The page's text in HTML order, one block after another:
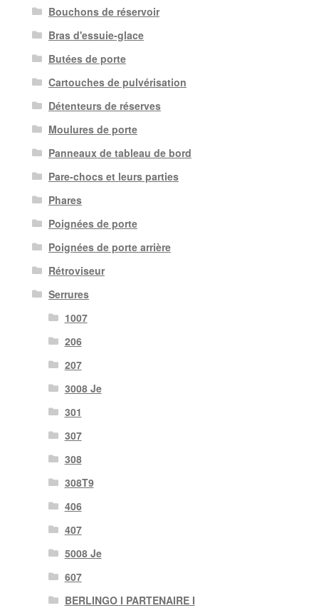
Bouchons de réservoir
Bras d'essuie-glace
Butées de porte
Cartouches de pulvérisation
Détenteurs de réserves
Moulures de porte
Panneaux de tableau de bord
Pare-chocs et leurs parties
Phares
Poignées de porte
Poignées de porte arrière
Rétroviseur
Serrures
1007
206
207
3008 Je
301
307
308
308T9
406
407
5008 Je
607
BERLINGO I PARTENAIRE I